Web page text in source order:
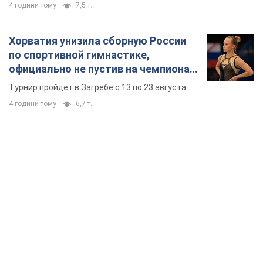
4 години тому 7,5 т.
Хорватия унизила сборную России
по спортивной гимнастике,
официально не пустив на чемпионат
Европы основных спортсменов
Турнир пройдет в Загребе с 13 по 23 августа
4 години тому 6,7 т.